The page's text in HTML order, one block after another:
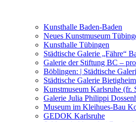
Was seither geschah
Kunstwettbewerbe,
Kunsthalle Baden-Baden
Neues Kunstmuseum
Kunsthalle Tübingen
Städtische Galerie „Fähre“
Galerie der Stiftung BC –
Böblingen: | Städtische
Städtische Galerie
Kunstmuseum Karlsruhe (fr.
Galerie Julia Philippi
Museum im Kleihues-Bau
GEDOK Karlsruhe